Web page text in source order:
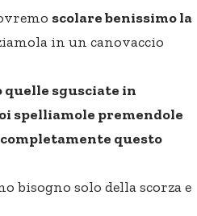
scolare benissimo la
in un canovaccio
quelle sgusciate in
spelliamole premendole
questo
bisogno solo della scorza e